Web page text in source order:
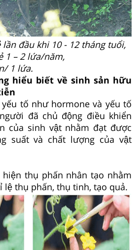
lần đầu khi 10 - 12 tháng tuổi,
1 – 2 lứa/năm,
1 lứa.
hiểu biết về sinh sản hữu
tố như hormone và yếu tố
đã chủ động điều khiển
của sinh vật nhằm đạt được
suất và chất lượng của vật
hiện thụ phấn nhân tạo nhằm
lệ thụ phấn, thụ tinh, tạo quả.